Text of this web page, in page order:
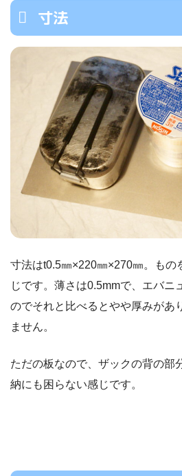
寸法
寸法はt0.5㎜×220㎜×270㎜。もの
じです。薄さは0.5mmで、エバニ
のでそれと比べるとやや厚みがあ
ません。
ただの板なので、ザックの背の部
納にも困らない感じです。